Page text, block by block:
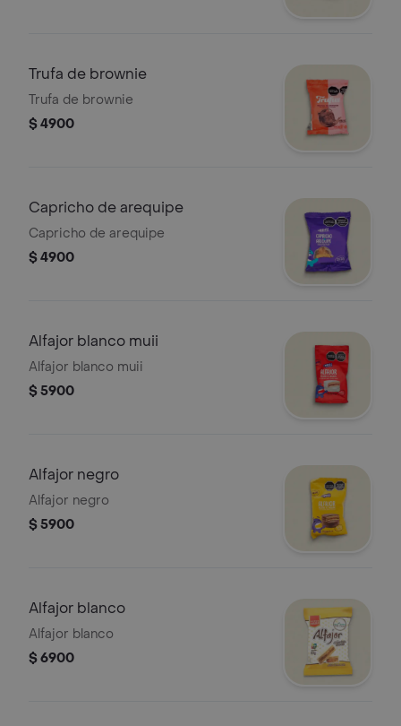
Trufa de brownie
Trufa de brownie
$ 4900
Capricho de arequipe
Capricho de arequipe
$ 4900
Alfajor blanco muii
Alfajor blanco muii
$ 5900
Alfajor negro
Alfajor negro
$ 5900
Alfajor blanco
Alfajor blanco
$ 6900